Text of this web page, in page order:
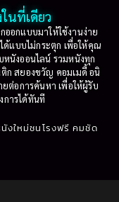
(61)
2000
1998
1996
1994
1992
1990
1986
นที่เดียว
ออกแบบมาให้ใช้งานง่าย
ด้แบบไม่กระตุก เพื่อให้คุณ
หนังออนไลน์ รวมหนังทุก
ก สยองขวัญ คอมเมดี้ อนิ
ต่อการค้นหา เพื่อให้ผู้รับ
ารได้ทันที
งใหม่ชนโรงฟรี คมชัด